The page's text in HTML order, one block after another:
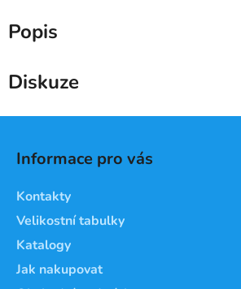
Popis
Diskuze
Informace pro vás
Kontakty
Velikostní tabulky
Katalogy
Jak nakupovat